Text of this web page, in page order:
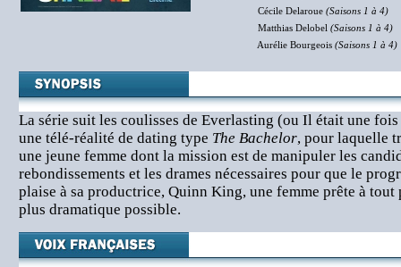
Cécile Delaroue (Saisons 1 à 4)
Matthias Delobel (Saisons 1 à 4)
Aurélie Bourgeois (Saisons 1 à 4)
La série suit les coulisses de Everlasting (ou Il était une
une télé-réalité de dating type The Bachelor, pour laquelle
une jeune femme dont la mission est de manipuler les
rebondissements et les drames nécessaires pour que le
plaise à sa productrice, Quinn King, une femme prête à
plus dramatique possible.